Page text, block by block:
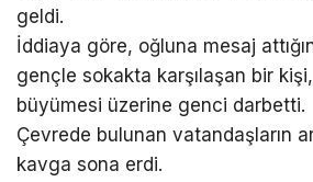
geldi.
İddiaya göre, oğluna mesaj
gençle sokakta karşılaşan bir kişi,
büyümesi üzerine genci darbetti.
Çevrede bulunan vatandaşların
kavga sona erdi.